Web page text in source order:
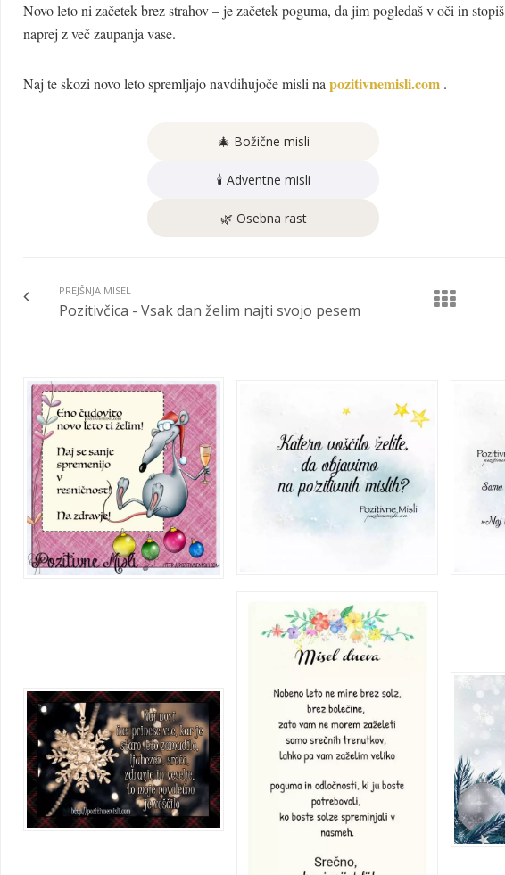
Novo leto ni začetek brez strahov – je začetek poguma, da jim pogledaš v oči in stopiš
naprej z več zaupanja vase.
Naj te skozi novo leto spremljajo navdihujoče misli na pozitivnemisli.com .
🎄 Božične misli
🕯️ Adventne misli
🌿 Osebna rast
PREJŠNJA MISEL
Pozitivčica - Vsak dan želim najti svojo pesem